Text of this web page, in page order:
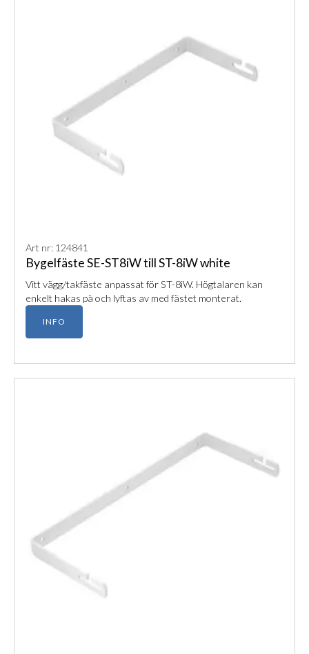
Art nr: 124841
Bygelfäste SE-ST8iW till ST-8iW white
Vitt vägg/takfäste anpassat för ST-8iW. Högtalaren kan
enkelt hakas på och lyftas av med fästet monterat.
INFO